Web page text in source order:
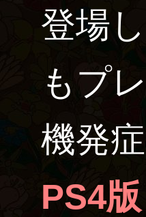
登場
もプ
機発
PS4